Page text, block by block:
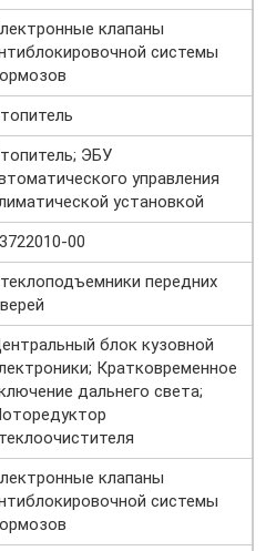
клапаны
системы
ЭБУ
управления
установкой
00
передних
блок кузовной
Кратковременное
дальнего света;
клапаны
системы